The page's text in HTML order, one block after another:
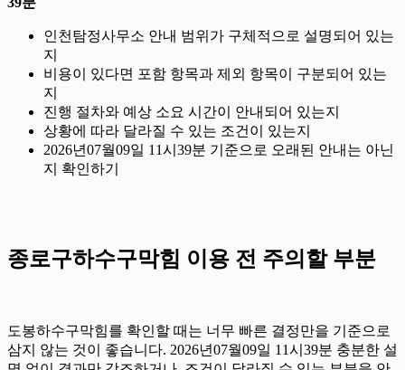
인천탐정사무소 안내 범위가 구체적으로 설명되어 있는
지
비용이 있다면 포함 항목과 제외 항목이 구분되어 있는
지
진행 절차와 예상 소요 시간이 안내되어 있는지
상황에 따라 달라질 수 있는 조건이 있는지
2026년07월09일 11시39분 기준으로 오래된 안내는 아닌
지 확인하기
종로구하수구막힘 이용 전 주의할 부분
도봉하수구막힘를 확인할 때는 너무 빠른 결정만을 기준으로
삼지 않는 것이 좋습니다. 2026년07월09일 11시39분 충분한 설